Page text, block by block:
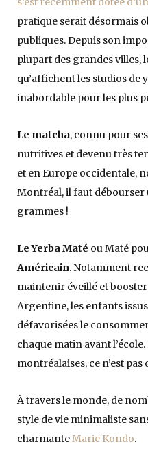
pratique serait désormais
publiques. Depuis son
plupart des grandes villes,
qu’affichent les studios de
inabordable pour les plus
Le matcha, connu pour
nutritives et devenu très
et en Europe occidentale,
Montréal, il faut débourser
grammes !
Le Yerba Maté ou Maté
Américain. Notamment
maintenir éveillé et
Argentine, les enfants
défavorisées le
chaque matin avant
montréalaises, ce n’est pas
À travers le monde, de
style de vie minimaliste
charmanteMarie Kondo.